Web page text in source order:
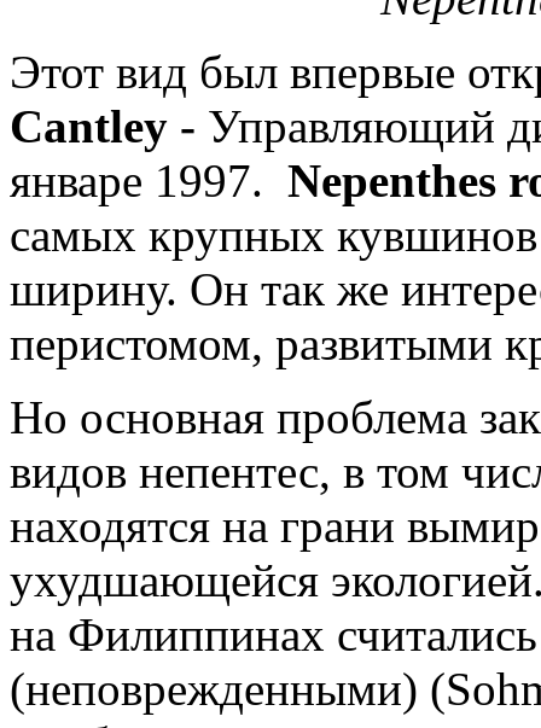
Этот вид был впервые
Cantley - Управляющий
январе 1997. Nepenthes
самых крупных
ширину. Он так же
перистомом, развитыми
Но основная проблема
видов непентес, в том
находятся на грани
ухудшающейся
на Филиппинах
(неповрежденными)